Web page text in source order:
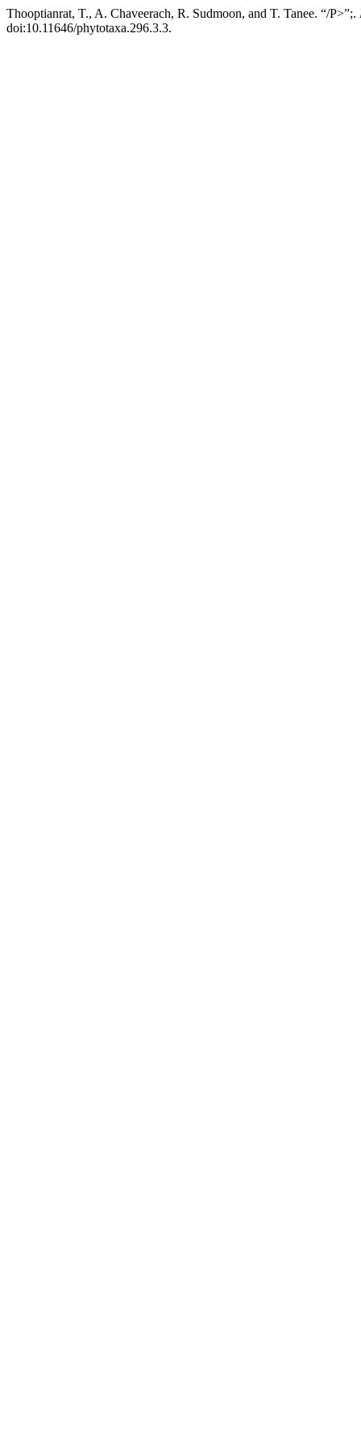
Thooptianrat, T., A. Chaveerach, R. Sudmoon, and T. Tanee. “/P>”;.
doi:10.11646/phytotaxa.296.3.3.